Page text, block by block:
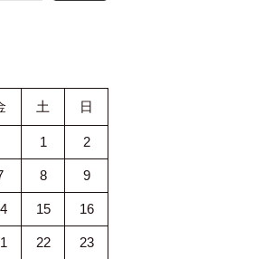
土 日
1 2
8 9
15 16
22 23